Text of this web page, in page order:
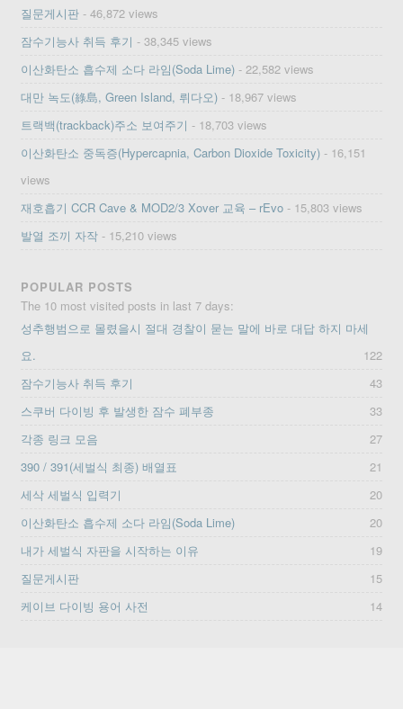
질문게시판 - 46,872 views
잠수기능사 취득 후기 - 38,345 views
이산화탄소 흡수제 소다 라임(Soda Lime) - 22,582 views
대만 녹도(綠島, Green Island, 뤼다오) - 18,967 views
트랙백(trackback)주소 보여주기 - 18,703 views
이산화탄소 중독증(Hypercapnia, Carbon Dioxide Toxicity) - 16,151
views
재호흡기 CCR Cave & MOD2/3 Xover 교육 – rEvo - 15,803 views
발열 조끼 자작 - 15,210 views
POPULAR POSTS
The 10 most visited posts in last 7 days:
성추행범으로 몰렸을시 절대 경찰이 묻는 말에 바로 대답 하지 마세
요.
122
잠수기능사 취득 후기
43
스쿠버 다이빙 후 발생한 잠수 폐부종
33
각종 링크 모음
27
390 / 391(세벌식 최종) 배열표
21
세삭 세벌식 입력기
20
이산화탄소 흡수제 소다 라임(Soda Lime)
20
내가 세벌식 자판을 시작하는 이유
19
질문게시판
15
케이브 다이빙 용어 사전
14